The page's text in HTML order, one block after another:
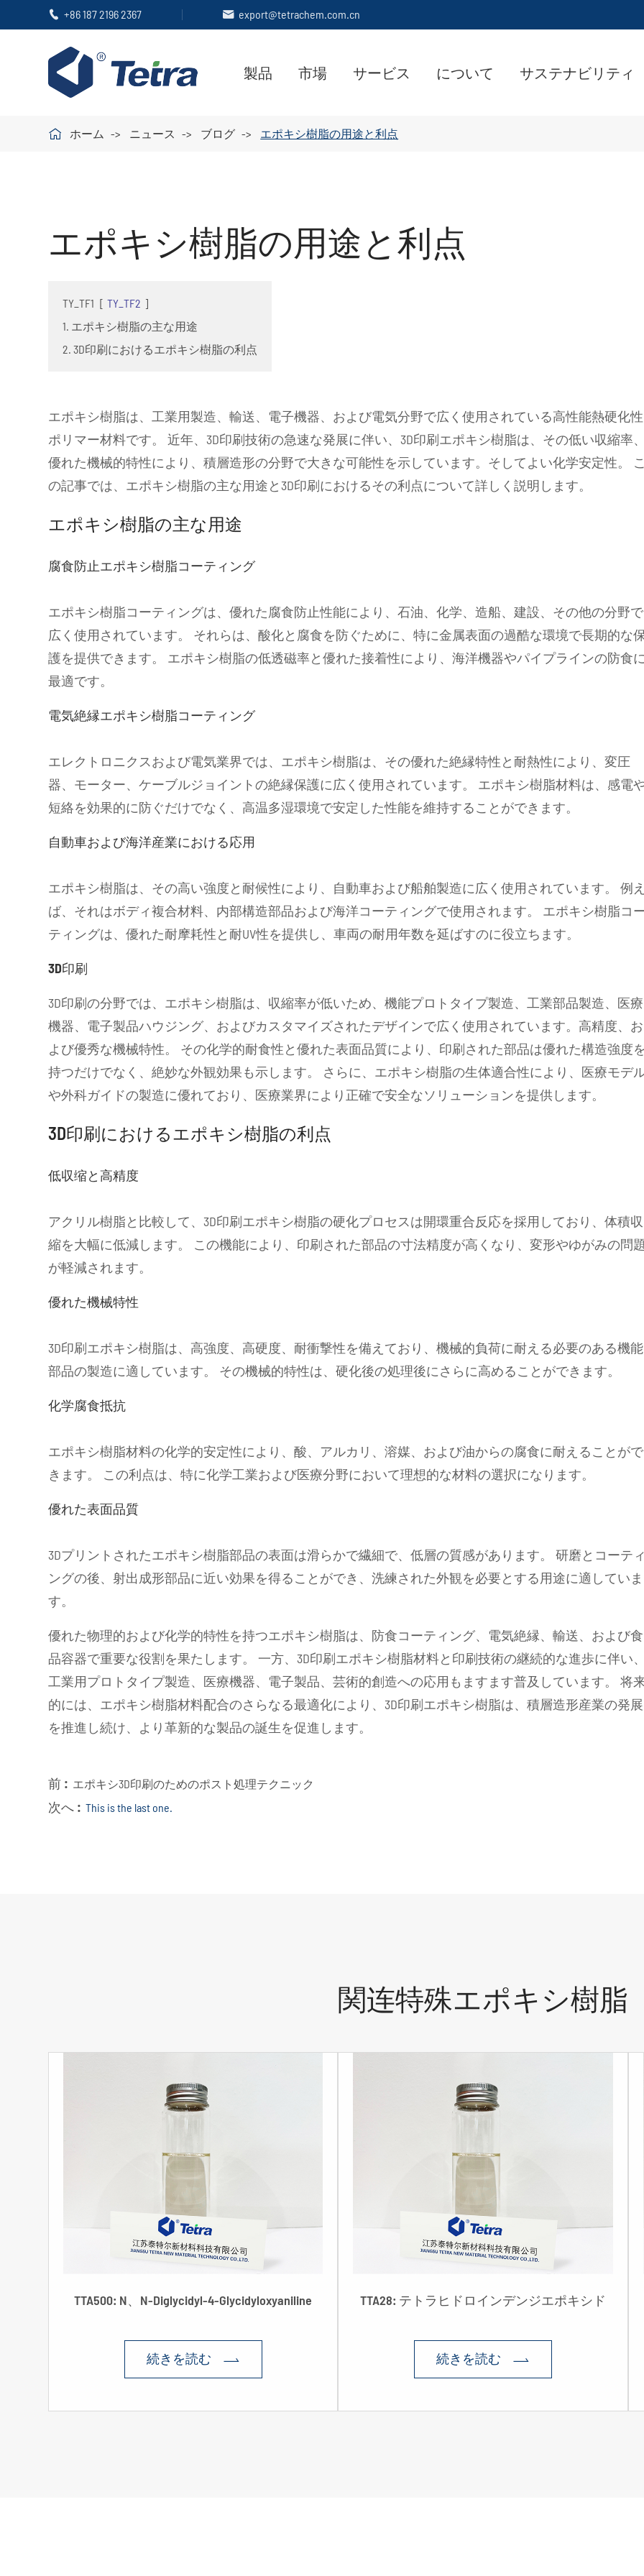
 +86 187 2196 2367  export@tetrachem.com.cn
製品 市場 サービス について サステナビリティ
 ホーム ニュース ブログ エポキシ樹脂の用途と利点
エポキシ樹脂の用途と利点
TY_TF1 [ TY_TF2 ]
1. エポキシ樹脂の主な用途
2. 3D印刷におけるエポキシ樹脂の利点
エポキシ樹脂は、工業用製造、輸送、電子機器、および電気分野で広く使用されている高性能熱硬化性
ポリマー材料です。 近年、3D印刷技術の急速な発展に伴い、3D印刷エポキシ樹脂は、その低い収縮率
優れた機械的特性により、積層造形の分野で大きな可能性を示しています。そしてよい化学安定性。
の記事では、エポキシ樹脂の主な用途と3D印刷におけるその利点について詳しく説明します。
エポキシ樹脂の主な用途
腐食防止エポキシ樹脂コーティング
エポキシ樹脂コーティングは、優れた腐食防止性能により、石油、化学、造船、建設、その他の分野で
広く使用されています。 それらは、酸化と腐食を防ぐために、特に金属表面の過酷な環境で長期的な
護を提供できます。 エポキシ樹脂の低透磁率と優れた接着性により、海洋機器やパイプラインの防食
最適です。
電気絶縁エポキシ樹脂コーティング
エレクトロニクスおよび電気業界では、エポキシ樹脂は、その優れた絶縁特性と耐熱性により、変圧
器、モーター、ケーブルジョイントの絶縁保護に広く使用されています。 エポキシ樹脂材料は、感電
短絡を効果的に防ぐだけでなく、高温多湿環境で安定した性能を維持することができます。
自動車および海洋産業における応用
エポキシ樹脂は、その高い強度と耐候性により、自動車および船舶製造に広く使用されています。 例
ば、それはボディ複合材料、内部構造部品および海洋コーティングで使用されます。 エポキシ樹脂コ
ティングは、優れた耐摩耗性と耐UV性を提供し、車両の耐用年数を延ばすのに役立ちます。
3D印刷
3D印刷の分野では、エポキシ樹脂は、収縮率が低いため、機能プロトタイプ製造、工業部品製造、医療
機器、電子製品ハウジング、およびカスタマイズされたデザインで広く使用されています。高精度、お
よび優秀な機械特性。 その化学的耐食性と優れた表面品質により、印刷された部品は優れた構造強度
持つだけでなく、絶妙な外観効果も示します。 さらに、エポキシ樹脂の生体適合性により、医療モデ
や外科ガイドの製造に優れており、医療業界により正確で安全なソリューションを提供します。
3D印刷におけるエポキシ樹脂の利点
低収缩と高精度
アクリル樹脂と比較して、3D印刷エポキシ樹脂の硬化プロセスは開環重合反応を採用しており、体積収
縮を大幅に低減します。 この機能により、印刷された部品の寸法精度が高くなり、変形やゆがみの問
が軽減されます。
優れた機械特性
3D印刷エポキシ樹脂は、高強度、高硬度、耐衝撃性を備えており、機械的負荷に耐える必要のある機能
部品の製造に適しています。 その機械的特性は、硬化後の処理後にさらに高めることができます。
化学腐食抵抗
エポキシ樹脂材料の化学的安定性により、酸、アルカリ、溶媒、および油からの腐食に耐えることがで
きます。 この利点は、特に化学工業および医療分野において理想的な材料の選択になります。
優れた表面品質
3Dプリントされたエポキシ樹脂部品の表面は滑らかで繊細で、低層の質感があります。 研磨とコーテ
ングの後、射出成形部品に近い効果を得ることができ、洗練された外観を必要とする用途に適していま
す。
優れた物理的および化学的特性を持つエポキシ樹脂は、防食コーティング、電気絶縁、輸送、および食
品容器で重要な役割を果たします。 一方、3D印刷エポキシ樹脂材料と印刷技術の継続的な進歩に伴い
工業用プロトタイプ製造、医療機器、電子製品、芸術的創造への応用もますます普及しています。 将
的には、エポキシ樹脂材料配合のさらなる最適化により、3D印刷エポキシ樹脂は、積層造形産業の発展
を推進し続け、より革新的な製品の誕生を促進します。
前 : エポキシ3D印刷のためのポスト処理テクニック
次へ : This is the last one.
関连特殊エポキシ樹脂
TTA500: N、N-Diglycidyl-4-Glycidyloxyaniline
続きを読む 
TTA28: テトラヒドロインデンジエポキシド
続きを読む 